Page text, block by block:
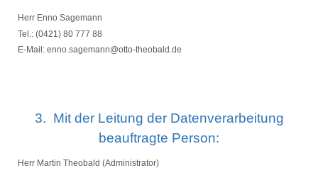
Herr Enno Sagemann
Tel.: (0421) 80 777 88
E-Mail: enno.sagemann@otto-theobald.de
3. Mit der Leitung der Datenverarbeitung
beauftragte Person:
Herr Martin Theobald (Administrator)